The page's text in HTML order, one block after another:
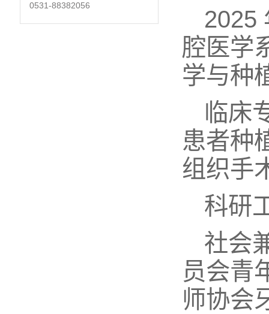
0531-88382056
2025
腔医学
学与种
临床
患者种
组织手
科研
社会
员会青
师协会